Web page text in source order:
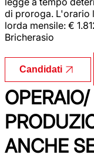
di proroga. L'orario
lorda mensile: €
Bricherasio
Candidati
ANCHE